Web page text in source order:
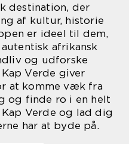
destination, der
af kultur, historie
er ideel til dem,
afrikansk
og udforske
Verde giver
at komme væk fra
og finde ro i en helt
Verde og lad dig
har at byde på.